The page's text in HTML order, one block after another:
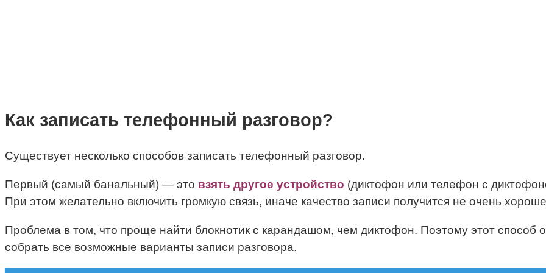
Как записать телефонный разговор?
Существует несколько способов записать телефонный разговор.
Первый (самый банальный) — это взять другое устройство (диктофон или телефон с
При этом желательно включить громкую связь, иначе качество записи получится не очень
Проблема в том, что проще найти блокнотик с карандашом, чем диктофон. Поэтому этот способ
собрать все возможные варианты записи разговора.